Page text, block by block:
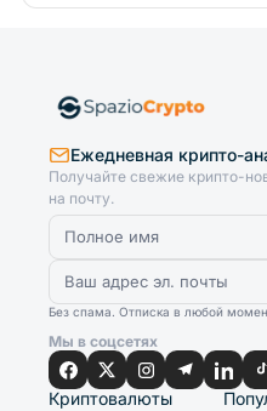
Ежедневная крипто-
Получайте свежие крипто-
на почту.
Без спама. Отписка в любой
Мы в соцсетях
Криптовалюты